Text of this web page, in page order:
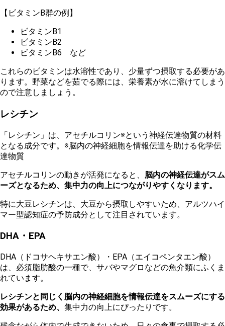
【ビタミンB群の例】
ビタミンB1
ビタミンB2
ビタミンB6 など
これらのビタミンは水溶性であり、少量ずつ摂取する必要があ
ります。野菜などを茹でる際には、栄養素が水に溶けてしまう
ので注意しましょう。
レシチン
「レシチン」は、アセチルコリン※という神経伝達物質の材料
となる成分です。※脳内の神経細胞を情報伝達を助ける化学伝
達物質
アセチルコリンの動きが活発になると、 脳内の神経伝達がスム
ーズとなるため、集中力の向上につながりやすくなります。
特に大豆レシチンは、大豆から摂取しやすいため、アルツハイ
マー型認知症の予防成分として注目されています。
DHA・EPA
DHA（ドコサヘキサエン酸）・EPA（エイコペンタエン酸）
は、必須脂肪酸の一種で、サバやマグロなどの魚介類にふくま
れています。
レシチンと同じく脳内の神経細胞を情報伝達をスムーズにする
効果があるため、 集中力の向上にぴったりです。